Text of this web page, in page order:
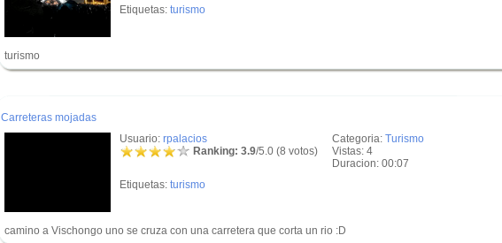
Etiquetas: turismo
turismo
Carreteras mojadas
Categoria: Turismo
Vistas: 4
Duracion: 00:07
Usuario: rpalacios
Ranking: 3.9/5.0 (8 votos)
Etiquetas: turismo
camino a Vischongo uno se cruza con una carretera que corta un rio :D